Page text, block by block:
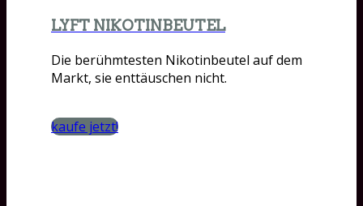
LYFT NIKOTINBEUTEL
Die berühmtesten Nikotinbeutel auf dem
Markt, sie enttäuschen nicht.
kaufe jetzt!